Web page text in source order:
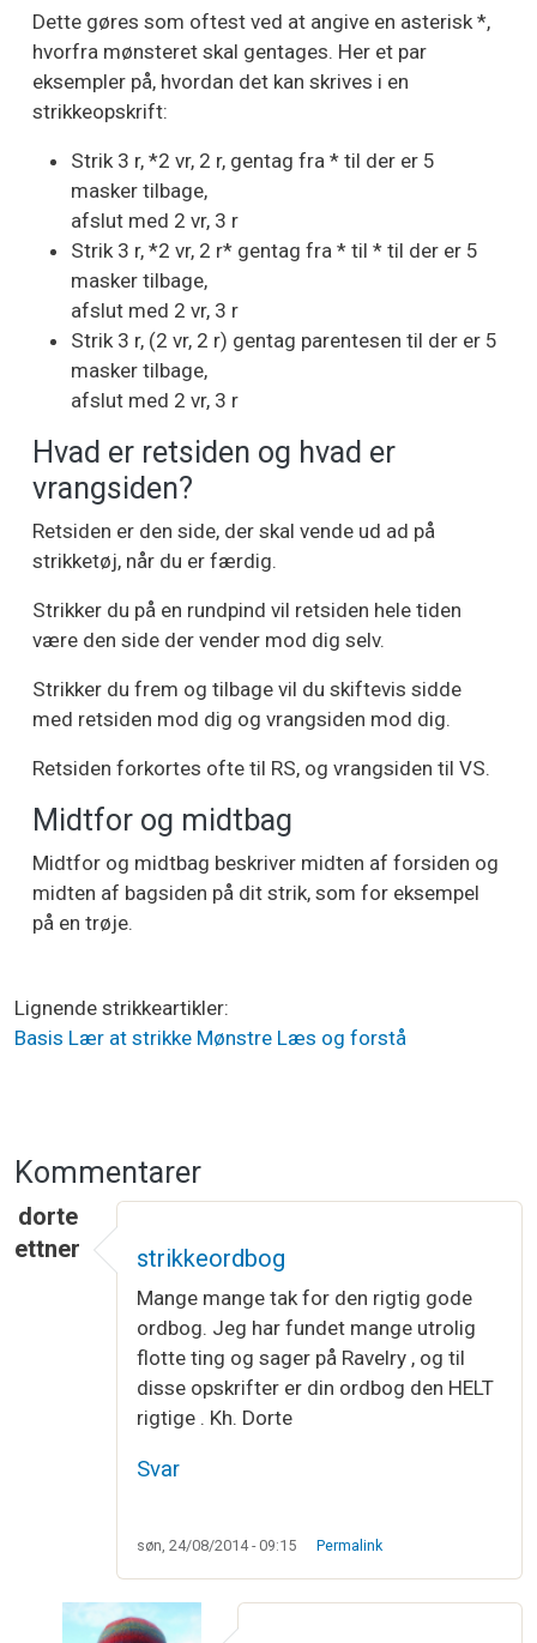
Dette gøres som oftest ved at angive en asterisk *,
hvorfra mønsteret skal gentages. Her et par
eksempler på, hvordan det kan skrives i en
strikkeopskrift:
Strik 3 r, *2 vr, 2 r, gentag fra * til der er 5
masker tilbage,
afslut med 2 vr, 3 r
Strik 3 r, *2 vr, 2 r* gentag fra * til * til der er 5
masker tilbage,
afslut med 2 vr, 3 r
Strik 3 r, (2 vr, 2 r) gentag parentesen til der er 5
masker tilbage,
afslut med 2 vr, 3 r
Hvad er retsiden og hvad er
vrangsiden?
Retsiden er den side, der skal vende ud ad på
strikketøj, når du er færdig.
Strikker du på en rundpind vil retsiden hele tiden
være den side der vender mod dig selv.
Strikker du frem og tilbage vil du skiftevis sidde
med retsiden mod dig og vrangsiden mod dig.
Retsiden forkortes ofte til RS, og vrangsiden til VS.
Midtfor og midtbag
Midtfor og midtbag beskriver midten af forsiden og
midten af bagsiden på dit strik, som for eksempel
på en trøje.
Lignende strikkeartikler
Basis Lær at strikke Mønstre Læs og forstå
Kommentarer
dorte
ettner
strikkeordbog
Mange mange tak for den rigtig gode
ordbog. Jeg har fundet mange utrolig
flotte ting og sager på Ravelry , og til
disse opskrifter er din ordbog den HELT
rigtige . Kh. Dorte
Svar
søn, 24/08/2014 - 09:15 Permalink